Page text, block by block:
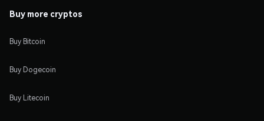
Buy more cryptos
Buy Bitcoin
Buy Dogecoin
Buy Litecoin